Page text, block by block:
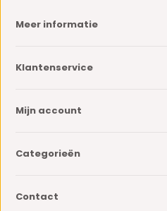
Meer informatie
Klantenservice
Mijn account
Categorieën
Contact